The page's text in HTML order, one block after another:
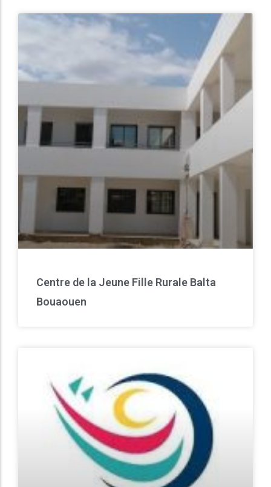
Centre de la Jeune Fille Rurale Balta
Bouaouen